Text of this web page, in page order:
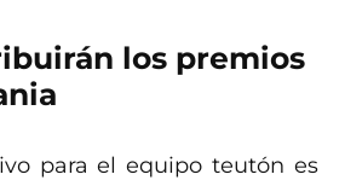
los premios
para el equipo teutón es